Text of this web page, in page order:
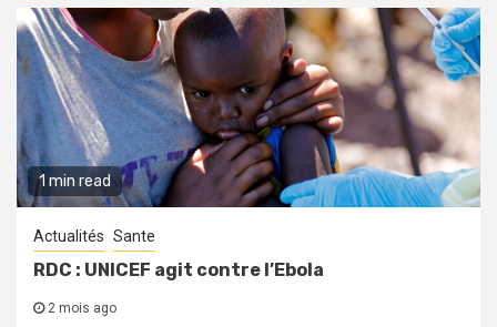
1 min read
Actualités Sante
RDC : UNICEF agit contre l’Ebola
2 mois ago